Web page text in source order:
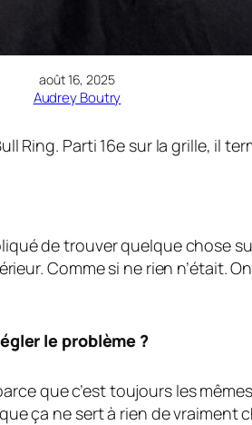
août 16, 2025
Audrey Boutry
Parti 16e sur la grille, il
de trouver quelque chose
Comme si ne rien n’était.
le problème ?
que c’est toujours les
ça ne sert à rien de vraiment